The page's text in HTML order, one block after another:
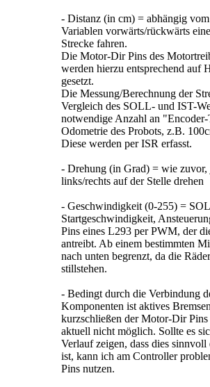
- Distanz (in cm) = abhängig
Variablen vorwärts/rückwärts
Strecke fahren.
Die Motor-Dir Pins des
werden hierzu entsprechend auf
gesetzt.
Die Messung/Berechnung der
Vergleich des SOLL- und IST-
notwendige Anzahl an
Odometrie des Probots, z.B.
Diese werden per ISR erfasst.
- Drehung (in Grad) = wie zuvor,
links/rechts auf der Stelle drehen
- Geschwindigkeit (0-255) =
Startgeschwindigkeit,
Pins eines L293 per PWM, der
antreibt. Ab einem bestimmten
nach unten begrenzt, da die
stillstehen.
- Bedingt durch die Verbindung
Komponenten ist aktives
kurzschließen der Motor-Dir
aktuell nicht möglich. Sollte es
Verlauf zeigen, dass dies
ist, kann ich am Controller
Pins nutzen.